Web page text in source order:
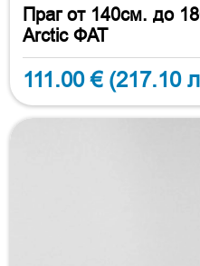
Праг от 140см. до
Arctic ФАТ
111.00 € (217.10